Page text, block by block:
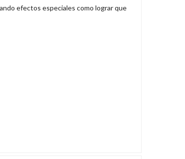
efectos especiales como lograr que